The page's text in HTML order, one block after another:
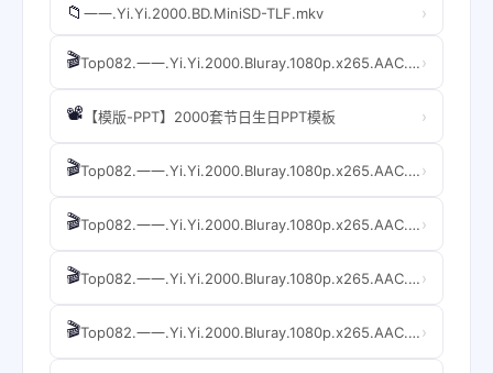
📁 一一.Yi.Yi.2000.BD.MiniSD-TLF.mkv ›
🎬 Top082.一一.Yi.Yi.2000.Bluray.1080p.x265.AAC.GREENOTEA›
📽️ 【模版-PPT】2000套节日生日PPT模板 ›
🎬 Top082.一一.Yi.Yi.2000.Bluray.1080p.x265.AAC.GREENOTEA.mkv›
🎬 Top082.一一.Yi.Yi.2000.Bluray.1080p.x265.AAC.GREENOTEA.mkv›
🎬 Top082.一一.Yi.Yi.2000.Bluray.1080p.x265.AAC.GREENOTEA.mkv›
🎬 Top082.一一.Yi.Yi.2000.Bluray.1080p.x265.AAC.GREENOTEA.mkv›